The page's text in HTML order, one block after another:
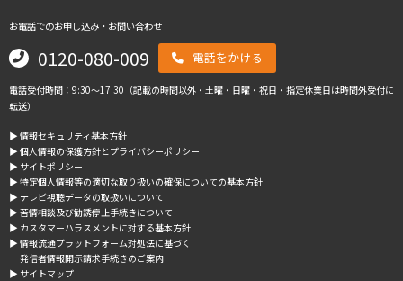
お電話でのお申し込み・お問い合わせ
0120-080-009 電話をかける
電話受付時間：9:30～17:30（記載の時間以外・土曜・日曜・祝日・指定休業日は時間外受付に
転送）
▶︎ 情報セキュリティ基本方針
▶︎ 個人情報の保護方針とプライバシーポリシー
▶︎ サイトポリシー
▶︎ 特定個人情報等の適切な取り扱いの確保についての基本方針
▶︎ テレビ視聴データの取扱いについて
▶︎ 苦情相談及び勧誘停止手続きについて
▶︎ カスタマーハラスメントに対する基本方針
▶︎ 情報流通プラットフォーム対処法に基づく
発信者情報開示請求手続きのご案内
▶︎ サイトマップ